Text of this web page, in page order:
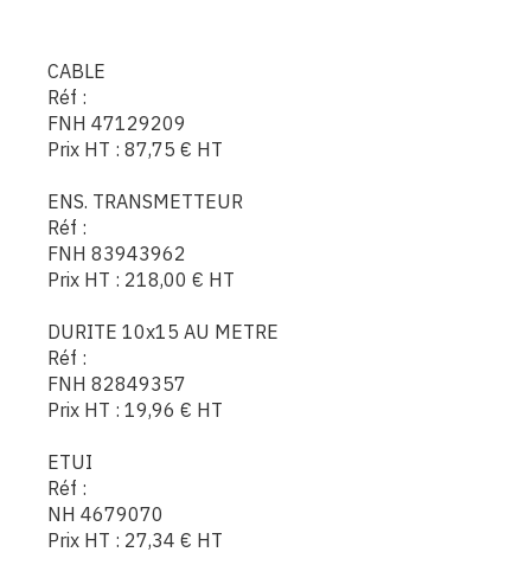
CABLE
Réf :
FNH 47129209
Prix HT : 87,75 € HT
ENS. TRANSMETTEUR
Réf :
FNH 83943962
Prix HT : 218,00 € HT
DURITE 10x15 AU METRE
Réf :
FNH 82849357
Prix HT : 19,96 € HT
ETUI
Réf :
NH 4679070
Prix HT : 27,34 € HT